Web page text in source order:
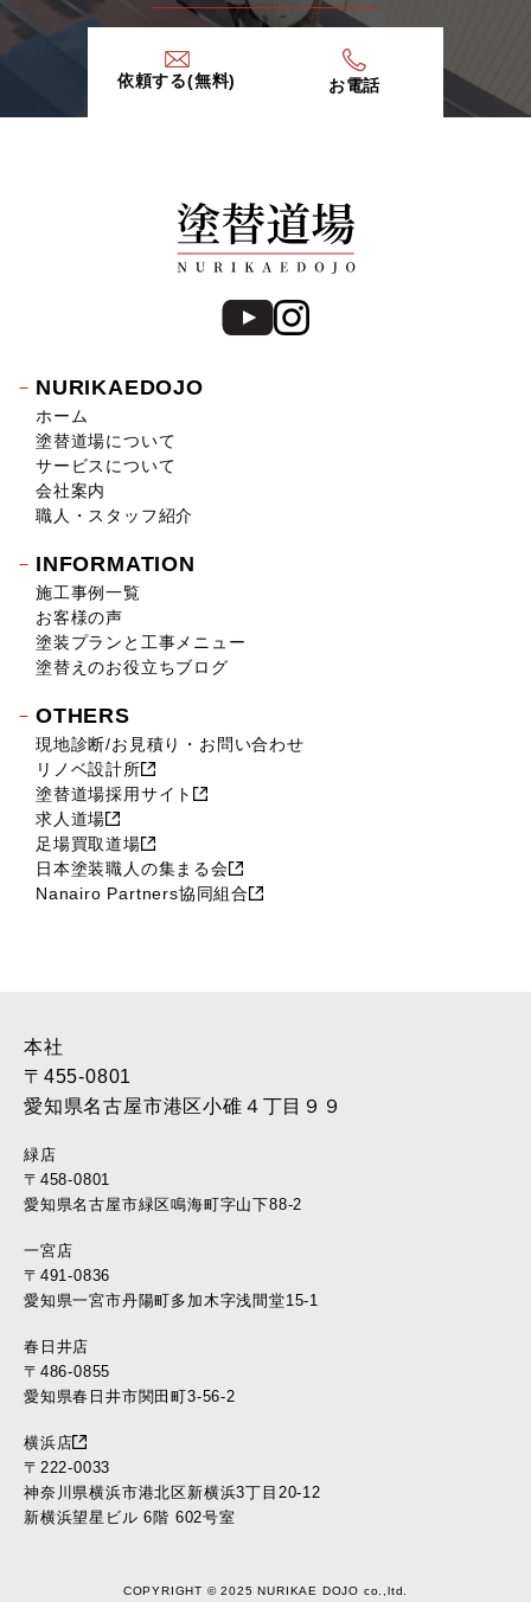
2019年11月 (13)
2019年10月 (15)
2019年9月 (20)
2018年10月 (17)
2018年9月 (14)
2018年8月 (16)
2018年7月 (19)
2018年6月 (11)
2018年4月 (14)
2018年3月 (17)
2018年2月 (18)
2018年1月 (10)
2017年11月 (9)
2017年10月 (12)
2017年9月 (23)
2017年8月 (23)
2017年7月 (11)
2017年6月 (21)
2017年5月 (17)
2016年12月 (37)
2016年11月 (39)
2016年10月 (37)
2016年8月 (30)
2016年7月 (40)
2016年5月 (34)
2016年4月 (35)
2016年3月 (17)
2016年2月 (22)
2016年1月 (10)
2015年12月 (11)
2015年11月 (11)
2015年10月 (12)
2015年9月 (18)
2015年8月 (22)
依頼する(無料) お電話
NURIKAEDOJO
ホーム
塗替道場について
サービスについて
会社案内
職人・スタッフ紹介
INFORMATION
施工事例一覧
お客様の声
塗装プランと工事メニュー
塗替えのお役立ちブログ
OTHERS
現地診断/お見積り・お問い合わせ
リノベ設計所
塗替道場採用サイト
求人道場
足場買取道場
日本塗装職人の集まる会
Nanairo Partners協同組合
本社
〒455-0801
愛知県名古屋市港区小碓４丁目９９
緑店
〒458-0801
愛知県名古屋市緑区鳴海町字山下88-2
一宮店
〒491-0836
愛知県一宮市丹陽町多加木字浅間堂15-1
春日井店
〒486-0855
愛知県春日井市関田町3-56-2
横浜店
〒222-0033
神奈川県横浜市港北区新横浜3丁目20-12
新横浜望星ビル 6階 602号室
COPYRIGHT © 2025 NURIKAE DOJO co.,ltd.